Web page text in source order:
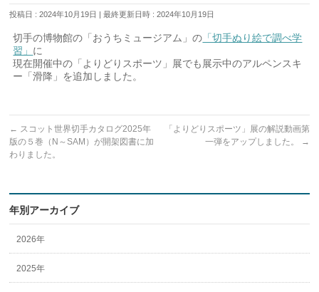
投稿日 : 2024年10月19日 最終更新日時 : 2024年10月19日
切手の博物館の「おうちミュージアム」の 「切手ぬり絵で調べ学
習」 に
現在開催中の「よりどりスポーツ」展でも展示中のアルペンスキ
ー「滑降」を追加しました 。
← スコット世界切手カタログ2025年
版の５巻（N～SAM）が開架図書に加
わりました。
「よりどりスポーツ」展の解説動画第
一弾をアップしました。
→
年別アーカイブ
2026年
2025年